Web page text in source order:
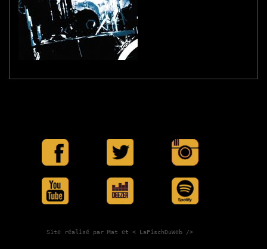
Site réalisé par Mat et< LaFischDuWeb />